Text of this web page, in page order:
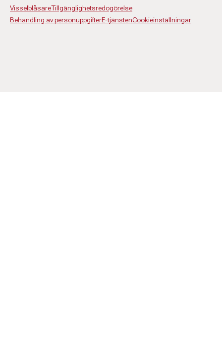
VisselblåsareTillgänglighetsredogörelse
Behandling av personuppgifterE-tjänstenCookieinställningar